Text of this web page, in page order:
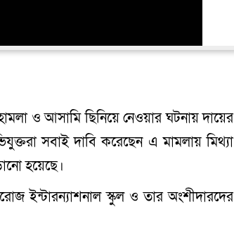
ও আসামি ছিনিয়ে নেওয়ার ঘটনায় দায়ের
সবাই দাবি করেছেন এ মামলায় মিথ্যা
হয়েছে।
ইন্টারন্যাশনাল স্কুল ও তার অংশীদারদের